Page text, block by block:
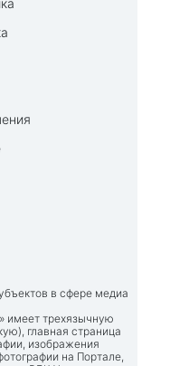
в сфере медиа
имеет трехязычную
главная страница
изображения
на Портале,